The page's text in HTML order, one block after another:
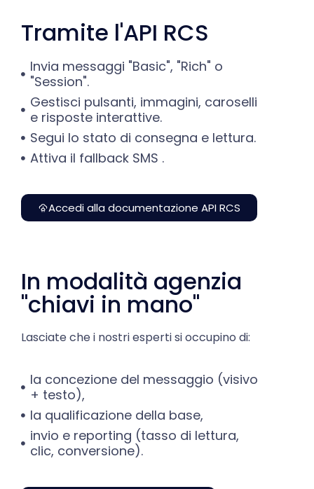
Tramite l'API RCS
"Session".
Gestisci pulsanti, immagini, caroselli
e risposte interattive.
Segui lo stato di consegna e lettura.
Attiva il fallback SMS .
Accedi alla documentazione API RCS
In modalità agenzia
"chiavi in mano"
+ testo),
la qualificazione della base,
invio e reporting (tasso di lettura,
clic, conversione).
Valutare il mio progetto RCS